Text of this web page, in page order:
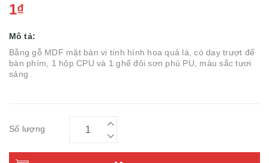
1₫
Mô tả:
Bằng gỗ MDF mặt bàn vi tính hình hoa quả lá, có day trượt để
bàn phím, 1 hộp CPU và 1 ghế đôi sơn phủ PU, màu sắc tươi
sáng .
Số lượng